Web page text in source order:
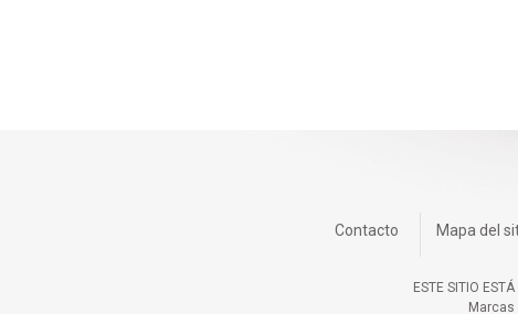
Contacto Mapa del
ESTE SITIO